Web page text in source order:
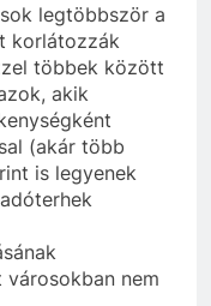
legtöbbször a
korlátozzák
többek között
akik
(akár több
is legyenek
nem